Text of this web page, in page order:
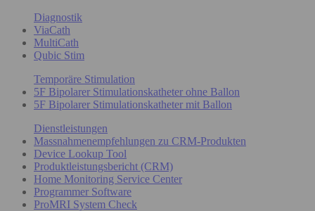
Diagnostik
ViaCath
MultiCath
Qubic Stim
Temporäre Stimulation
5F Bipolarer Stimulationskatheter ohne Ballon
5F Bipolarer Stimulationskatheter mit Ballon
Dienstleistungen
Massnahmenempfehlungen zu CRM-Produkten
Device Lookup Tool
Produktleistungsbericht (CRM)
Home Monitoring Service Center
Programmer Software
ProMRI System Check